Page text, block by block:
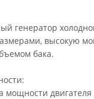
генератор
высокую
бака.
мощности двигателя